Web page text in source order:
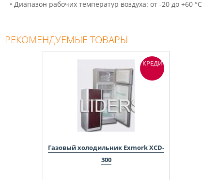
• Диапазон рабочих температур воздуха: от -20 до +60 °C
РЕКОМЕНДУЕМЫЕ ТОВАРЫ
Газовый холодильник Exmork XCD-
300
КРЕДИТ